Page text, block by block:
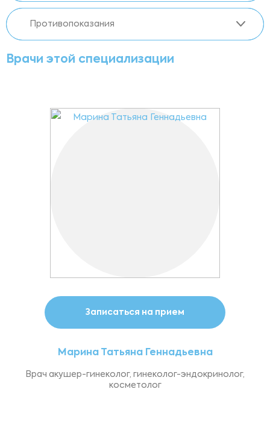
Противопоказания
Врачи этой специализации
Записаться на прием
Марина Татьяна Геннадьевна
Врач акушер-гинеколог, гинеколог-эндокринолог,
косметолог